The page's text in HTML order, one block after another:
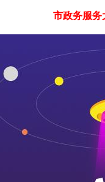
市政务服务